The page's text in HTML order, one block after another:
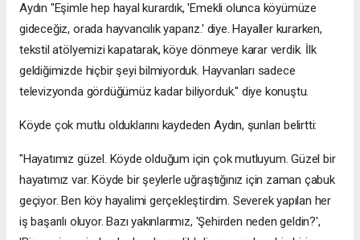
Aydın "Eşimle hep hayal kurardık, 'Emekli olunca köyümüze
gideceğiz, orada hayvancılık yaparız.' diye. Hayaller kurarken,
tekstil atölyemizi kapatarak, köye dönmeye karar verdik. İlk
geldiğimizde hiçbir şeyi bilmiyorduk. Hayvanları sadece
televizyonda gördüğümüz kadar biliyorduk." diye konuştu.
Köyde çok mutlu olduklarını kaydeden Aydın, şunları belirtti:
"Hayatımız güzel. Köyde olduğum için çok mutluyum. Güzel bir
hayatımız var. Köyde bir şeylerle uğraştığınız için zaman çabuk
geçiyor. Ben köy hayalimi gerçekleştirdim. Severek yapılan her
iş başarılı oluyor. Bazı yakınlarımız, 'Şehirden neden geldin?',